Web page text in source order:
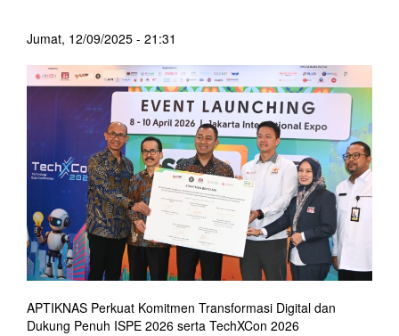
Jumat, 12/09/2025 - 21:31
APTIKNAS Perkuat Komitmen Transformasi Digital dan
Dukung Penuh ISPE 2026 serta TechXCon 2026